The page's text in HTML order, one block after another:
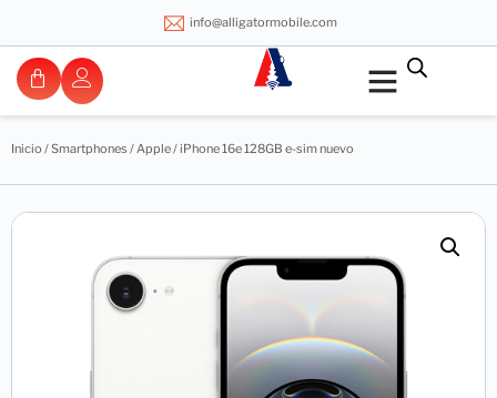
info@alligatormobile.com
Inicio /Smartphones /Apple/ iPhone 16e 128GB e-sim nuevo